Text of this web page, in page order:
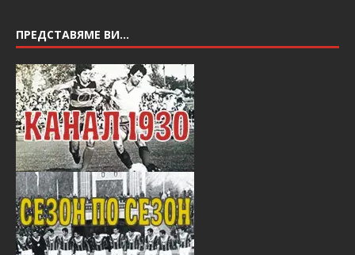
ПРЕДСТАВЯМЕ ВИ…